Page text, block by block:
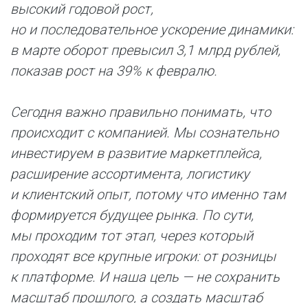
высокий годовой рост,
но и последовательное ускорение динамики:
в марте оборот превысил 3,1 млрд рублей,
показав рост на 39% к февралю.
Сегодня важно правильно понимать, что
происходит с компанией. Мы сознательно
инвестируем в развитие маркетплейса,
расширение ассортимента, логистику
и клиентский опыт, потому что именно там
формируется будущее рынка. По сути,
мы проходим тот этап, через который
проходят все крупные игроки: от розницы
к платформе. И наша цель — не сохранить
масштаб прошлого, а создать масштаб